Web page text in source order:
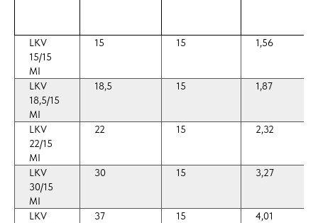
LKV
15/15
MI
15 15 1,56
LKV
18,5/15
MI
18,5 15 1,87
LKV
22/15
MI
22 15 2,32
LKV
30/15
MI
30 15 3,27
LKV
37 15 4,01